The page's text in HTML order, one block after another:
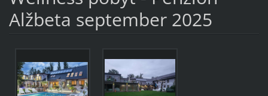
Alžbeta september 2025